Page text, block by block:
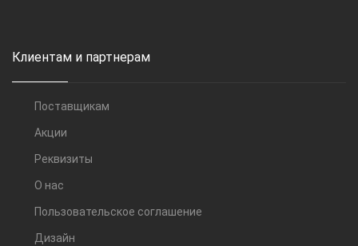
Клиентам и партнерам
Поставщикам
Акции
Реквизиты
О нас
Пользовательское соглашение
Дизайн